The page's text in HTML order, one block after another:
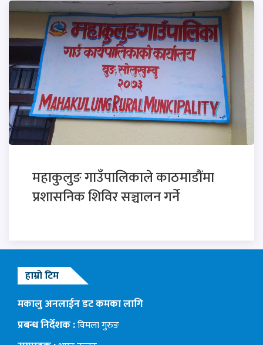
महाकुलुङ गाउँपालिकाले काठमाडौंमा
प्रशासनिक शिविर सञ्चालन गर्ने
हाम्रो टिम
मकालु अनलाईन डट कमका लागि
प्रबन्ध निर्देशक :विमला गुरुङ